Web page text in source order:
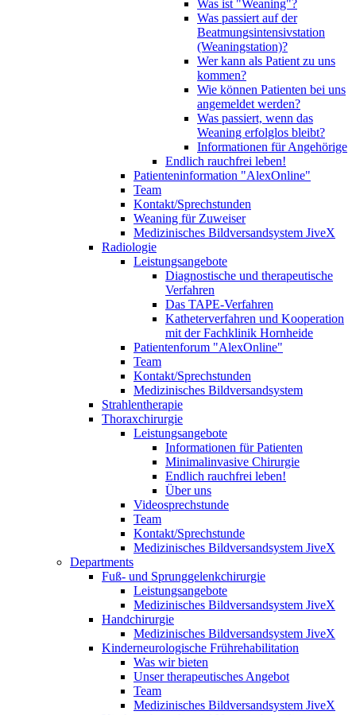
Was ist "Weaning"?
Was passiert auf der
Beatmungsintensivstation
(Weaningstation)?
Wer kann als Patient zu uns
kommen?
Wie können Patienten bei uns
angemeldet werden?
Was passiert, wenn das
Weaning erfolglos bleibt?
Informationen für Angehörige
Endlich rauchfrei leben!
Patienteninformation "AlexOnline"
Team
Kontakt/Sprechstunden
Weaning für Zuweiser
Medizinisches Bildversandsystem JiveX
Radiologie
Leistungsangebote
Diagnostische und therapeutische
Verfahren
Das TAPE-Verfahren
Katheterverfahren und Kooperation
mit der Fachklinik Hornheide
Patientenforum "AlexOnline"
Team
Kontakt/Sprechstunden
Medizinisches Bildversandsystem
Strahlentherapie
Thoraxchirurgie
Leistungsangebote
Informationen für Patienten
Minimalinvasive Chirurgie
Endlich rauchfrei leben!
Über uns
Videosprechstunde
Team
Kontakt/Sprechstunde
Medizinisches Bildversandsystem JiveX
Departments
Fuß- und Sprunggelenkchirurgie
Leistungsangebote
Medizinisches Bildversandsystem JiveX
Handchirurgie
Medizinisches Bildversandsystem JiveX
Kinderneurologische Frührehabilitation
Was wir bieten
Unser therapeutisches Angebot
Team
Medizinisches Bildversandsystem JiveX